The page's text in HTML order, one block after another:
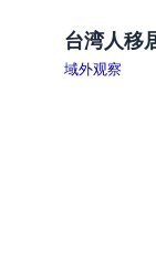
台湾人移
域外观察